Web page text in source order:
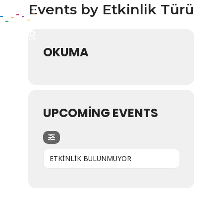
Events by Etkinlik Türü
OKUMA
UPCOMING EVENTS
ETKİNLİK BULUNMUYOR